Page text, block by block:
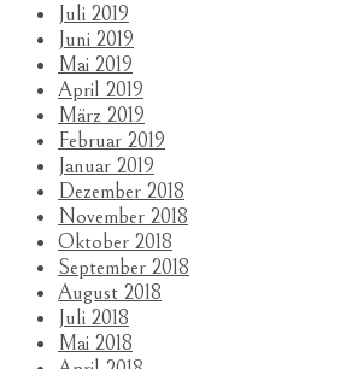
Juli 2019
Juni 2019
Mai 2019
April 2019
März 2019
Februar 2019
Januar 2019
Dezember 2018
November 2018
Oktober 2018
September 2018
August 2018
Juli 2018
Mai 2018